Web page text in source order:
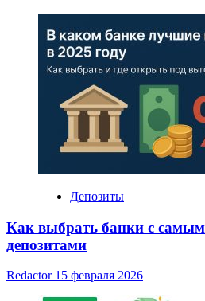
Депозиты
Как выбрать банки с
депозитами
Redactor 15 февраля 2026